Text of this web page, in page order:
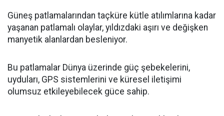
Güneş patlamalarından taçküre kütle atılımlarına kadar
yaşanan patlamalı olaylar, yıldızdaki aşırı ve değişken
manyetik alanlardan besleniyor.
Bu patlamalar Dünya üzerinde güç şebekelerini,
uyduları, GPS sistemlerini ve küresel iletişimi
olumsuz etkileyebilecek güce sahip.